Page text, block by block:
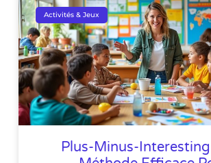
Activités & Jeux
Plus-Minus-Interesting